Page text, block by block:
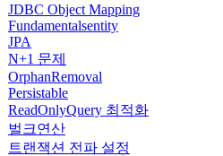
JDBC Object Mapping
Fundamentalsentity
JPA
N+1 문제
OrphanRemoval
Persistable
ReadOnlyQuery 최적화
벌크연산
트랜잭션 전파 설정